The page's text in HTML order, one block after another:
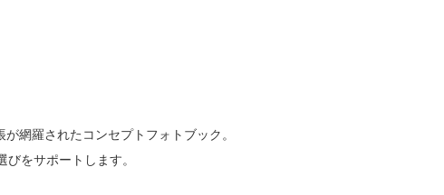
網羅されたコンセプトフォトブック。
をサポートします。